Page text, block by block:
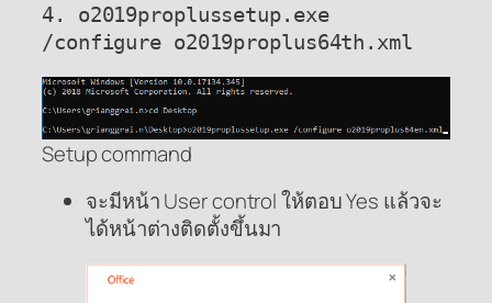
4. o2019proplussetup.exe
/configure o2019proplus64th.xml
Setup command
จะมีหน้า User control ให้ตอบ Yes แล้วจะ
ได้หน้าต่างติดตั้งขึ้นมา